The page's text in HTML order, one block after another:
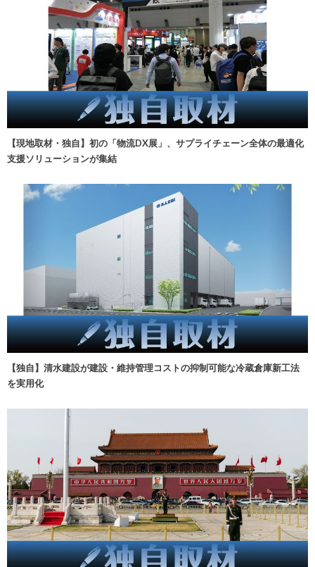
【現地取材・独自】初の「物流DX展」、サプライチェーン全体の最適化
支援ソリューションが集結
【独自】清水建設が建設・維持管理コストの抑制可能な冷蔵倉庫新工法
を実用化